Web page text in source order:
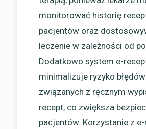
monitorować historię
pacjentów oraz
leczenie w zależności od
Dodatkowo system e-
minimalizuje ryzyko błędów
związanych z ręcznym
recept, co zwiększa
pacjentów. Korzystanie z